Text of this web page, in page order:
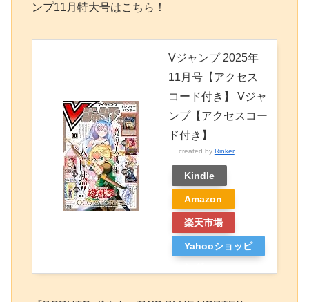
ンプ11月特大号はこちら！
Vジャンプ 2025年
11月号【アクセス
コード付き】 Vジャ
ンプ【アクセスコー
ド付き】
created by Rinker
Kindle
Amazon
楽天市場
Yahooショッピ